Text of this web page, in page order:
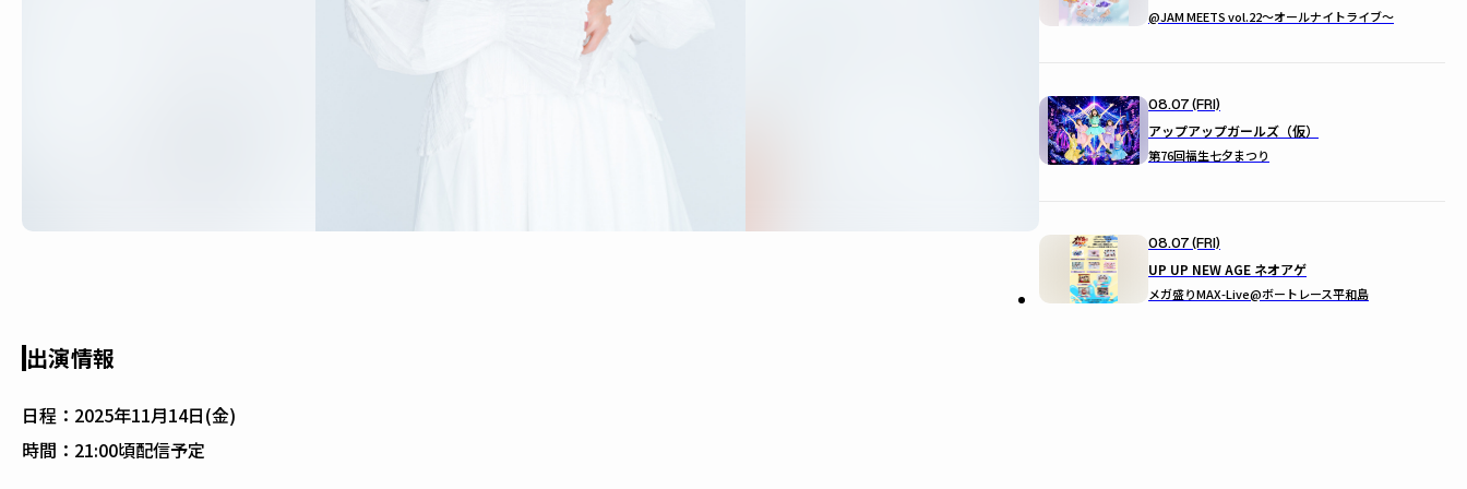
出演情報
日程： 2025年11月14日(金)
時間： 21:00頃配信予定
@JAM MEETS vol.22〜オールナイトライブ〜
08.07 (FRI)
アップアップガールズ（仮）
第76回福生七夕まつり
08.07 (FRI)
UP UP NEW AGE ネオアゲ
メガ盛りMAX-Live@ボートレース平和島